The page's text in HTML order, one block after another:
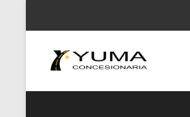
contenido